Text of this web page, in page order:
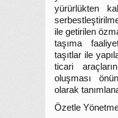
yürürlükten
ile getirilen
taşıma
taşıtlar ile
ticari
oluşması
olarak
Özetle